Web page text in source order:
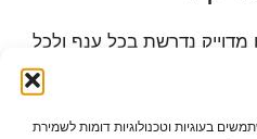
בעוגיות וטכנולוגיות דומות לשמירת
נדרשת בכל ענף ולכל
הוא קריטי. עם
של חומר כלשהו